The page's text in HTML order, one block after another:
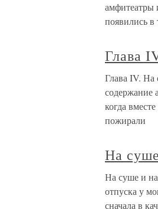
амфитеатры
появились в
Глава
Глава IV. На
содержание
когда
пожирали
На
На суше и
отпуска у
сначала в